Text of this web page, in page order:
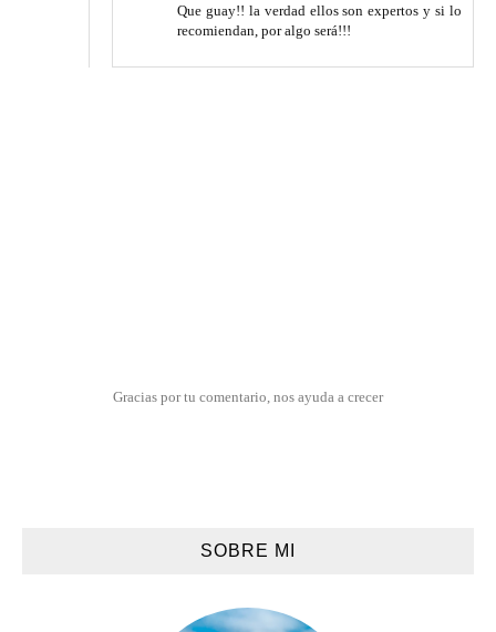
Que guay!! la verdad ellos son expertos y si lo
recomiendan, por algo será!!!
Gracias por tu comentario, nos ayuda a crecer
SOBRE MI